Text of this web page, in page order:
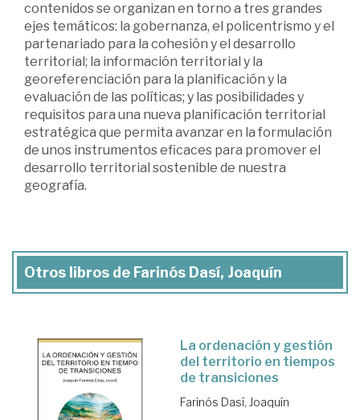
contenidos se organizan en torno a tres grandes
ejes temáticos: la gobernanza, el policentrismo y el
partenariado para la cohesión y el desarrollo
territorial; la información territorial y la
georeferenciación para la planificación y la
evaluación de las políticas; y las posibilidades y
requisitos para una nueva planificación territorial
estratégica que permita avanzar en la formulación
de unos instrumentos eficaces para promover el
desarrollo territorial sostenible de nuestra
geografía.
Otros libros de Farinós Dasí, Joaquín
La ordenación y gestión
del territorio en tiempos
de transiciones
Farinós Dasí, Joaquín